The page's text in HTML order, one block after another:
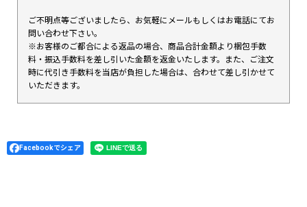
ご不明点等ございましたら、お気軽にメールもしくはお電話にてお
問い合わせ下さい。
※お客様のご都合による返品の場合、商品合計金額より梱包手数
料・振込手数料を差し引いた金額を返金いたします。また、ご注文
時に代引き手数料を当店が負担した場合は、合わせて差し引かせて
いただきます。
Facebookでシェア